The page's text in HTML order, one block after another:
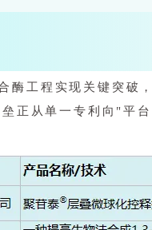
工程实现关键突破
正从单一专利向"平